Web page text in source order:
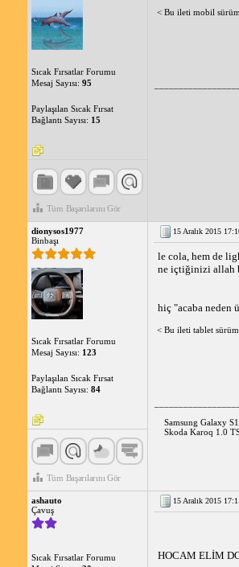
Sıcak Fırsatlar Forumu
Mesaj Sayısı: 95
Paylaşılan Sıcak Fırsat
Bağlantı Sayısı: 15
Tüm Başarılarını Gör
< Bu ileti mobil
dionysos1977
Binbaşı
Sıcak Fırsatlar Forumu
Mesaj Sayısı: 123
Paylaşılan Sıcak Fırsat
Bağlantı Sayısı: 84
Tüm Başarılarını Gör
15 Aralık 2015
le cola, hem de
ne içtiğinizi allah
hiç "acaba neden
< Bu ileti tablet sürüm
Samsung Galaxy
Skoda Karoq 1.0
ashauto
Çavuş
Sıcak Fırsatlar Forumu
15 Aralık 2015
HOCAM ELİM